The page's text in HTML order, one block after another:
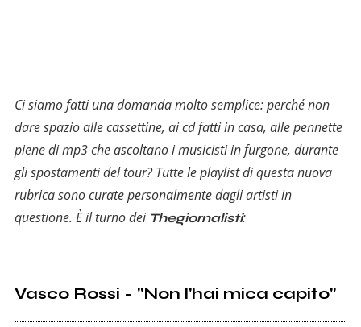
Ci siamo fatti una domanda molto semplice: perché non
dare spazio alle cassettine, ai cd fatti in casa, alle pennette
piene di mp3 che ascoltano i musicisti in furgone, durante
gli spostamenti del tour? Tutte le playlist di questa nuova
rubrica sono curate personalmente dagli artisti in
questione. È il turno dei Thegiornalisti:
Vasco Rossi - "Non l'hai mica capito"